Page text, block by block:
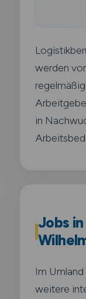
werden
in
Jobs
Im
weitere